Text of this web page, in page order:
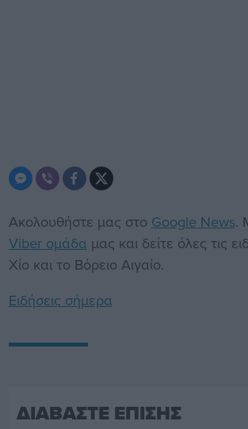
Ακολουθήστε μας στο Google News.
Viber ομάδα μας και δείτε όλες τις
Χίο και το Βόρειο Αιγαίο.
Ειδήσεις σήμερα
ΔΙΑΒΑΣΤΕ ΕΠΙΣΗΣ